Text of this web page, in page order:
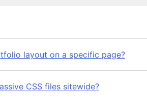
layout on a specific page?
CSS files sitewide?